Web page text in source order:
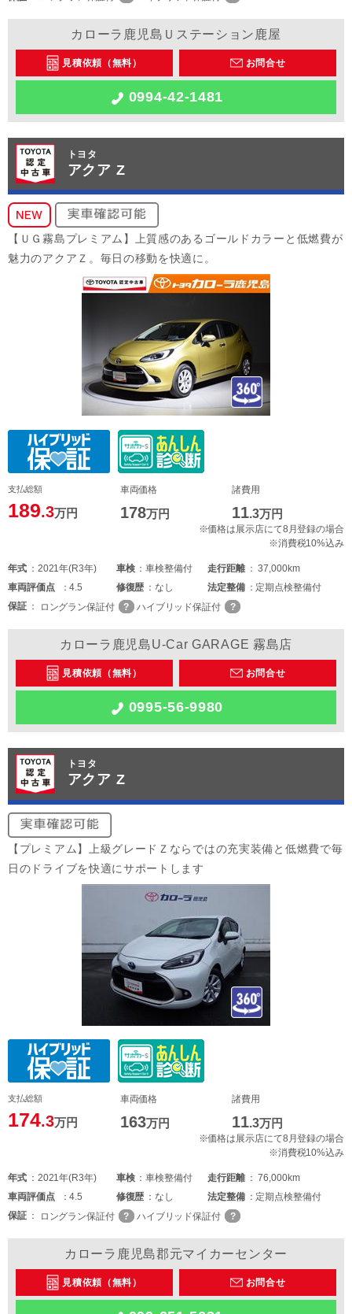
カローラ鹿児島Ｕステーション鹿屋
見積依頼（無料） お問合せ
0994-42-1481
トヨタ
アクア Z
【ＵＧ霧島プレミアム】上質感のあるゴールドカラーと低燃費が
魅力のアクアＺ。毎日の移動を快適に。
支払総額
189.3万円
車両価格
178万円
諸費用
11.3万円
※価格は展示店にて8月登録の場合
※消費税10%込み
年式 2021年(R3年) 車検 車検整備付 走行距離
37,000km
車両評価点 4.5 修復歴 なし 法定整備
定期点検整備付
保証
ロングラン保証付 ハイブリッド保証付
カローラ鹿児島U-Car GARAGE 霧島店
見積依頼（無料） お問合せ
0995-56-9980
トヨタ
アクア Z
【プレミアム】上級グレードＺならではの充実装備と低燃費で毎
日のドライブを快適にサポートします
支払総額
174.3万円
車両価格
163万円
諸費用
11.3万円
※価格は展示店にて8月登録の場合
※消費税10%込み
年式 2021年(R3年) 車検 車検整備付 走行距離
76,000km
車両評価点 4.5 修復歴 なし 法定整備
定期点検整備付
保証
ロングラン保証付 ハイブリッド保証付
カローラ鹿児島郡元マイカーセンター
見積依頼（無料） お問合せ